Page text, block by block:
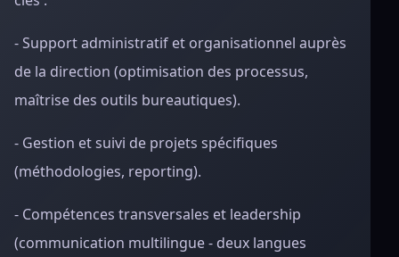
- Support administratif et organisationnel auprès
de la direction (optimisation des processus,
maîtrise des outils bureautiques).
- Gestion et suivi de projets spécifiques
(méthodologies, reporting).
- Compétences transversales et leadership
(communication multilingue - deux langues